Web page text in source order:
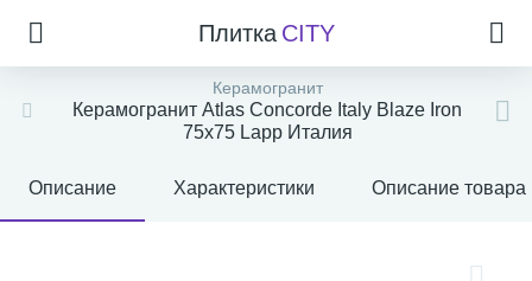
Плитка CITY
Керамогранит
Керамогранит Atlas Concorde Italy Blaze Iron
75x75 Lapp Италия
Описание Характеристики Описание товара